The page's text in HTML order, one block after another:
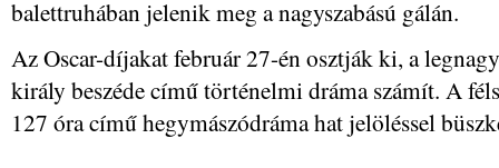
balettruhában jelenik meg a nagyszabású gálán.
Az Oscar-díjakat február 27-én osztják ki, a
király beszéde című történelmi dráma számít. A
127 óra című hegymászódráma hat jelöléssel